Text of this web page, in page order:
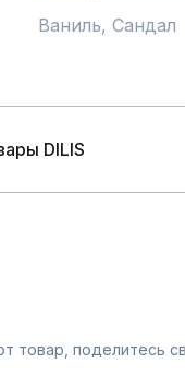
Ваниль, Сандал
DILIS
товар, поделитесь